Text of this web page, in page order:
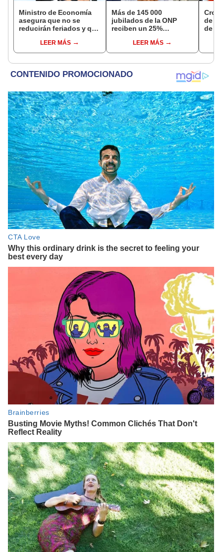
Ministro de Economía
asegura que no se
reducirán feriados y que
aumentará en dos
etapas
LEER MÁS
Más de 145 000
jubilados de la ONP
reciben un 25%
en agostoLEER MÁS
de
de